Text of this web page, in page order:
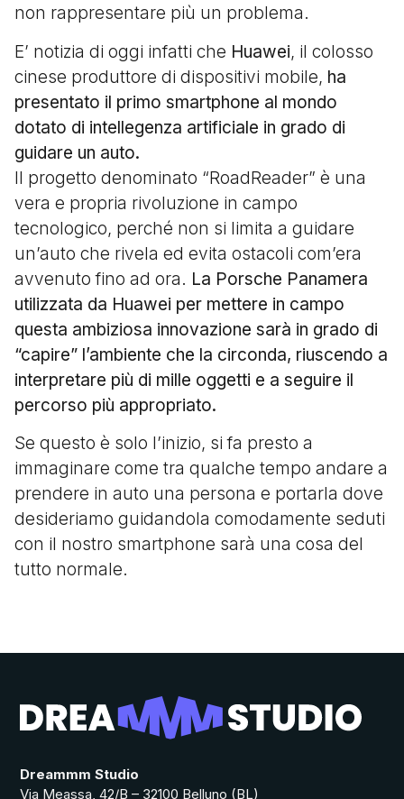
non rappresentare più un problema.
E’ notizia di oggi infatti che Huawei, il colosso
cinese produttore di dispositivi mobile, ha
presentato il primo smartphone al mondo
dotato di intellegenza artificiale in grado di
guidare un auto.
Il progetto denominato “RoadReader” è una
vera e propria rivoluzione in campo
tecnologico, perché non si limita a guidare
un’auto che rivela ed evita ostacoli com’era
avvenuto fino ad ora. La Porsche Panamera
utilizzata da Huawei per mettere in campo
questa ambiziosa innovazione sarà in grado di
“capire” l’ambiente che la circonda, riuscendo a
interpretare più di mille oggetti e a seguire il
percorso più appropriato.
Se questo è solo l’inizio, si fa presto a
immaginare come tra qualche tempo andare a
prendere in auto una persona e portarla dove
desideriamo guidandola comodamente seduti
con il nostro smartphone sarà una cosa del
tutto normale.
Dreammm Studio
Via Meassa, 42/B – 32100 Belluno (BL)